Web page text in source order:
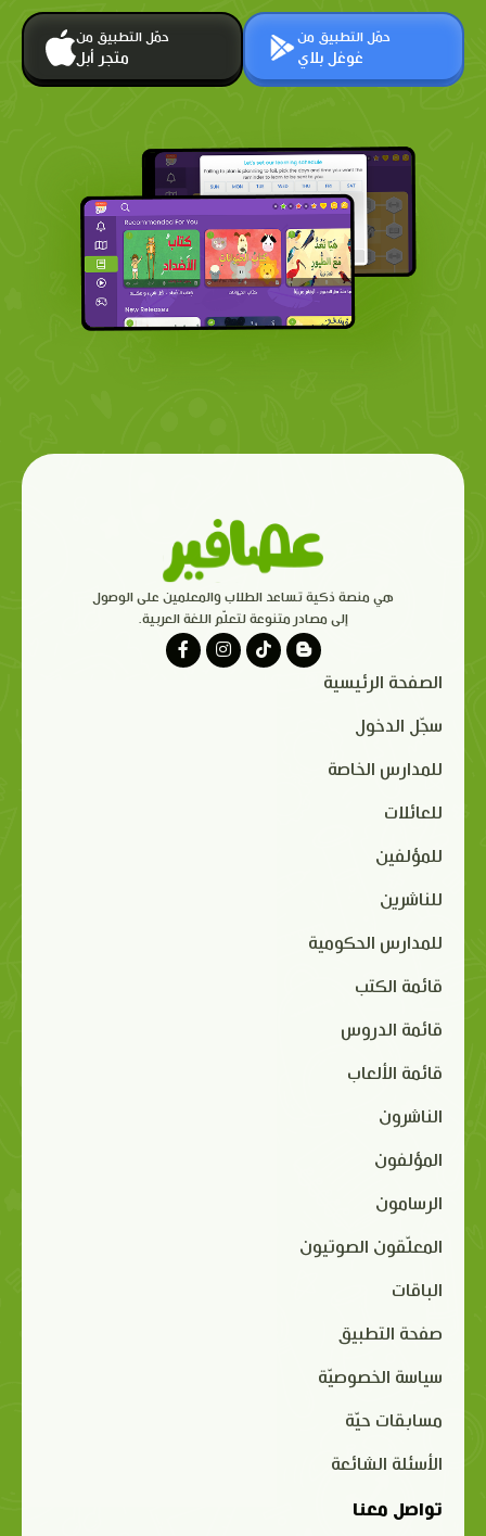
حمّل التطبيق من
متجر أبل
حمّل التطبيق من
غوغل بلاي
هي منصة ذكية تساعد الطلاب والمعلمين على الوصول
إلى مصادر متنوعة لتعلّم اللغة العربية.
الصفحة الرئيسية
سجّل الدخول
للمدارس الخاصة
للعائلات
للمؤلفين
للناشرين
للمدارس الحكومية
قائمة الكتب
قائمة الدروس
قائمة الألعاب
الناشرون
المؤلفون
الرسامون
المعلّقون الصوتيون
الباقات
صفحة التطبيق
سياسة الخصوصيّة
مسابقات حيّة
الأسئلة الشائعة
تواصل معنا